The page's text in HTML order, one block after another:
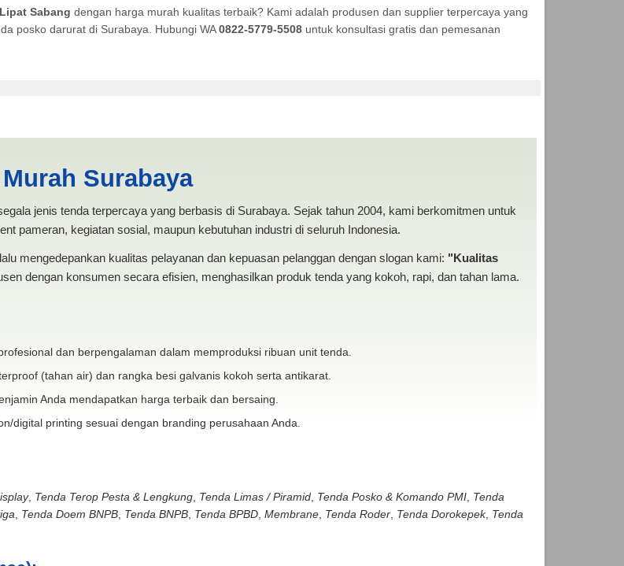
Sabang dengan harga murah kualitas terbaik? Kami adalah produsen dan supplier terpercaya yang
posko darurat di Surabaya. Hubungi WA0822-5779-5508untuk konsultasi gratis dan pemesanan
Surabaya
jenis tenda terpercaya yang berbasis di Surabaya. Sejak tahun 2004, kami berkomitmen untuk
pameran, kegiatan sosial, maupun kebutuhan industri di seluruh Indonesia.
mengedepankan kualitas pelayanan dan kepuasan pelanggan dengan slogan kami: "Kualitas
dengan konsumen secara efisien, menghasilkan produk tenda yang kokoh, rapi, dan tahan lama.
dan berpengalaman dalam memproduksi ribuan unit tenda.
(tahan air) dan rangka besi galvanis kokoh serta antikarat.
Anda mendapatkan harga terbaik dan bersaing.
digital printing sesuai dengan branding perusahaan Anda.
, Tenda Terop Pesta & Lengkung, Tenda Limas / Piramid, Tenda Posko & Komando PMI, Tenda
Tenda Doem BNPB, Tenda BNPB, Tenda BPBD, Membrane, Tenda Roder, Tenda Dorokepek, Tenda